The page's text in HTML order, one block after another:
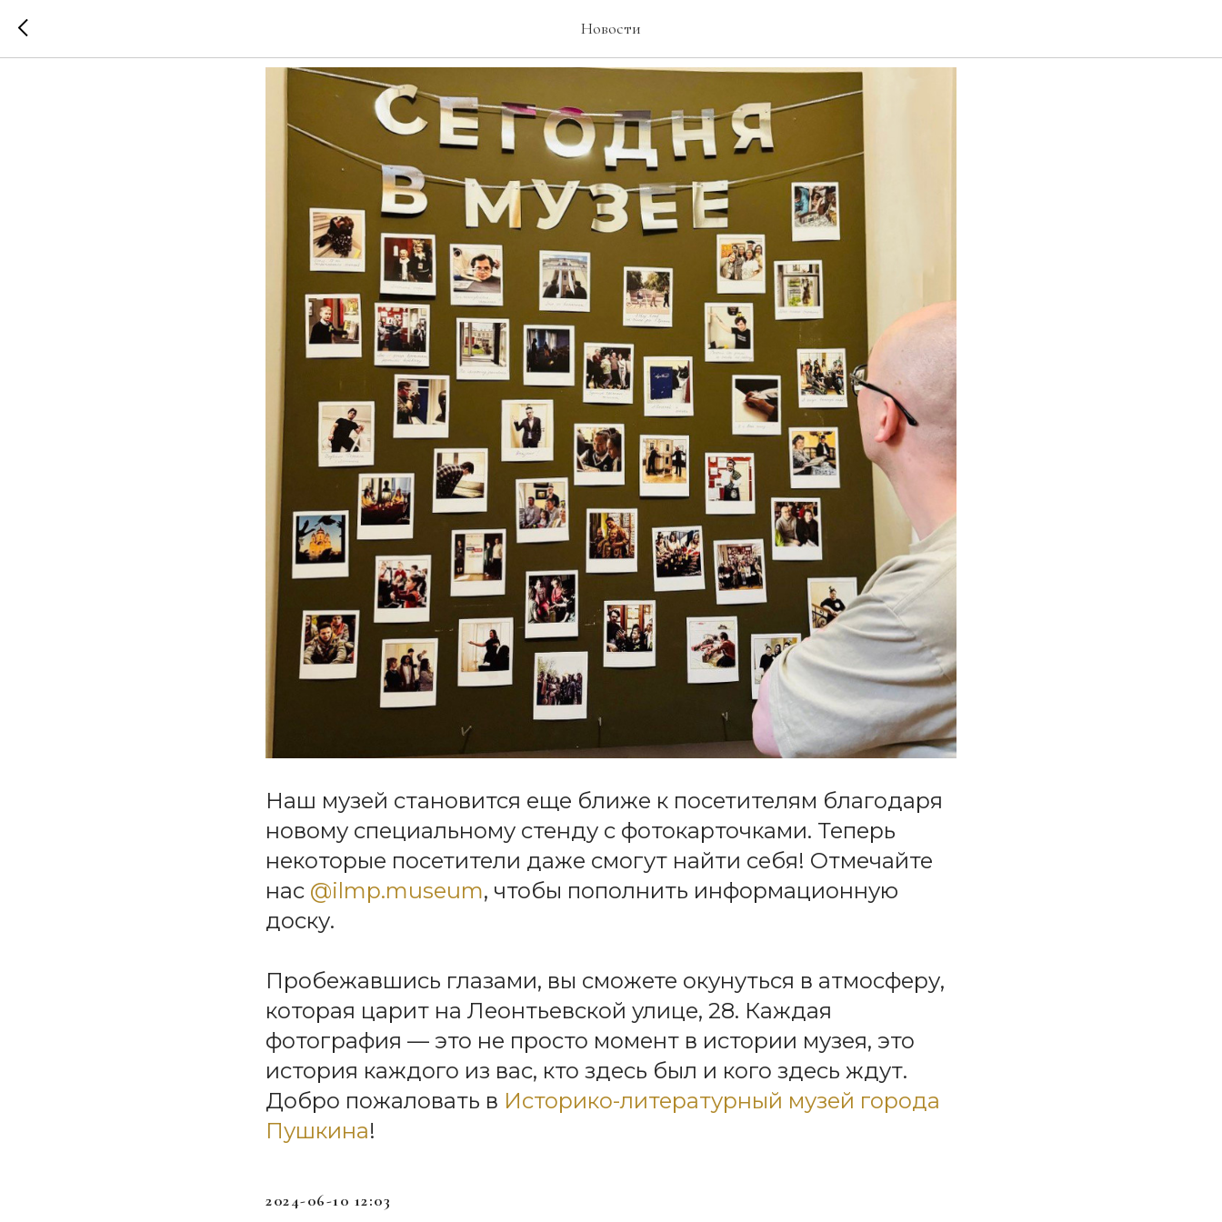
Новости
Наш музей становится еще ближе к посетителям благодаря
новому специальному стенду с фотокарточками. Теперь
некоторые посетители даже смогут найти себя! Отмечайте
нас @ilmp.museum, чтобы пополнить информационную
доску.
Пробежавшись глазами, вы сможете окунуться в атмосферу,
которая царит на Леонтьевской улице, 28. Каждая
фотография — это не просто момент в истории музея, это
история каждого из вас, кто здесь был и кого здесь ждут.
Добро пожаловать в Историко-литературный музей города
Пушкина!
2024-06-10 12:03